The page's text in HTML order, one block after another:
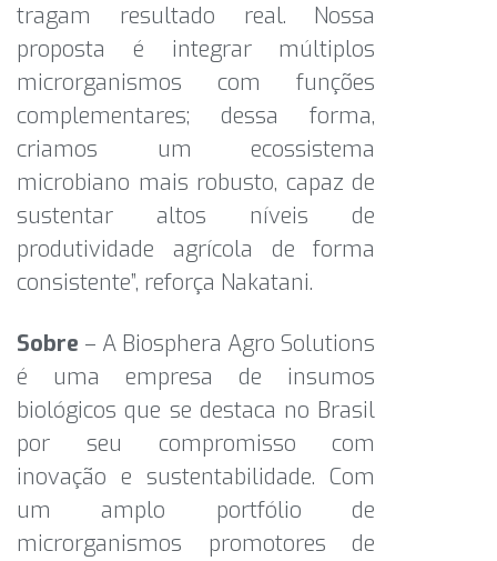
tragam resultado real. Nossa
proposta é integrar múltiplos
microrganismos com funções
complementares; dessa forma,
criamos um ecossistema
microbiano mais robusto, capaz de
sustentar altos níveis de
produtividade agrícola de forma
consistente”, reforça Nakatani.
Sobre – A Biosphera Agro Solutions
é uma empresa de insumos
biológicos que se destaca no Brasil
por seu compromisso com
inovação e sustentabilidade. Com
um amplo portfólio de
microrganismos promotores de